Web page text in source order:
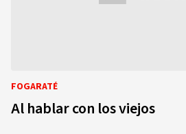
FOGARATÉ
Al hablar con los viejos